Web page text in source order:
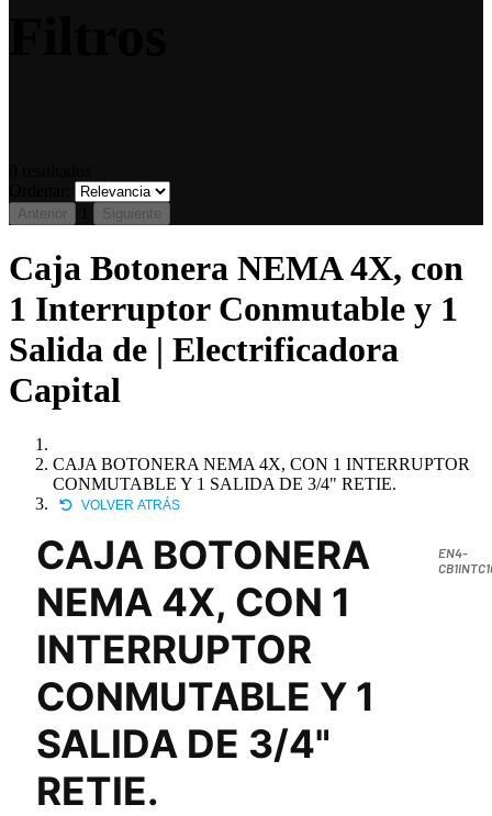
Anterior Siguiente
Caja Botonera NEMA 4X, con
1 Interruptor Conmutable y 1
Salida de | Electrificadora
Capital
CAJA BOTONERA NEMA 4X, CON 1 INTERRUPTOR
CONMUTABLE Y 1 SALIDA DE 3/4" RETIE.
VOLVER ATRÁS
CAJA BOTONERA
NEMA 4X, CON 1
INTERRUPTOR
CONMUTABLE Y 1
SALIDA DE 3/4"
RETIE.
EN4-